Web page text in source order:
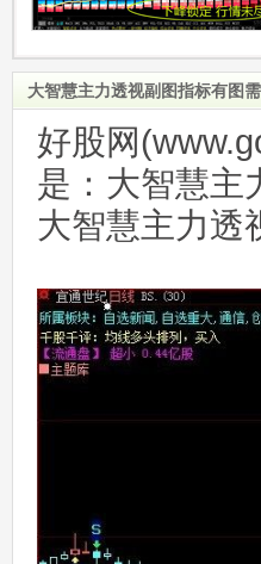
大智慧主力透视副图指标有图
好股网
是：大智慧主
大智慧主力透